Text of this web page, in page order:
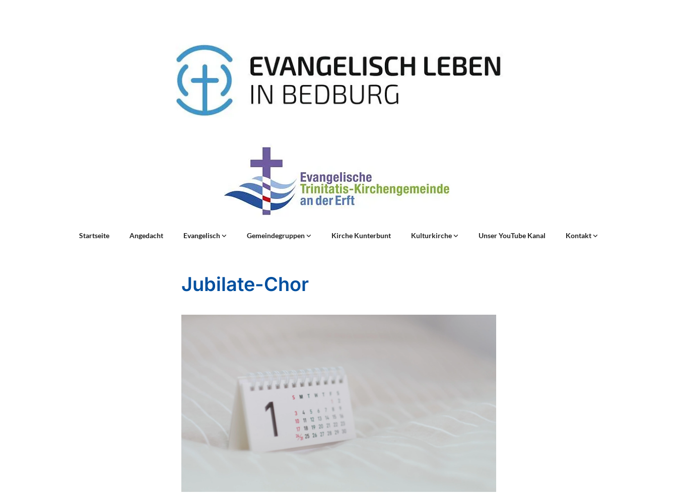
Startseite Angedacht Evangelisch Gemeindegruppen Kirche Kunterbunt Kulturkirche Unser YouTube Kanal Kontakt
Jubilate-Chor